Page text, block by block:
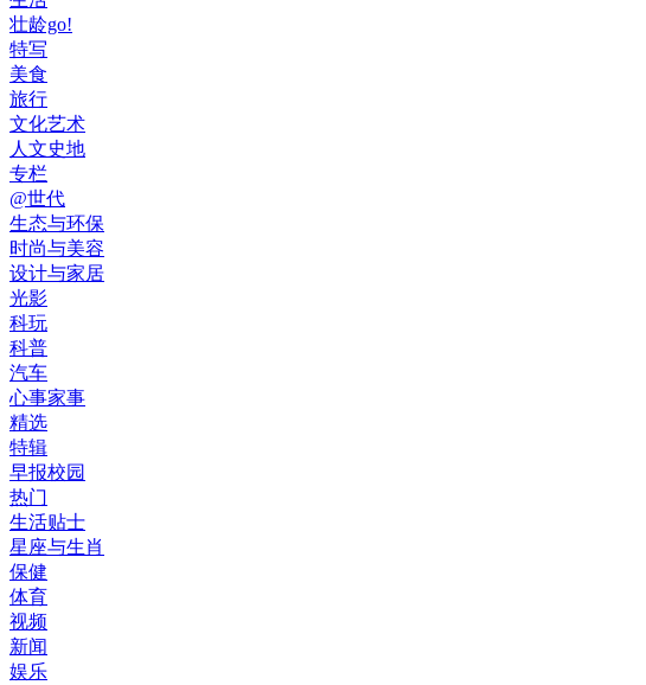
壮龄go!
特写
美食
旅行
文化艺术
人文史地
专栏
@世代
生态与环保
时尚与美容
设计与家居
光影
科玩
科普
汽车
心事家事
精选
特辑
早报校园
热门
生活贴士
星座与生肖
保健
体育
视频
新闻
娱乐